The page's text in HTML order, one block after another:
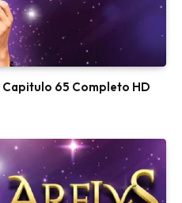
65 Completo HD